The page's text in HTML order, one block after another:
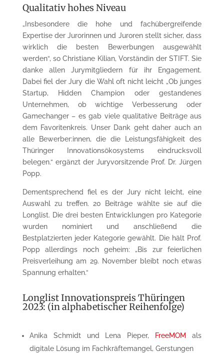
Qualitativ hohes Niveau
„Insbesondere die hohe und fachübergreifende
Expertise der Jurorinnen und Juroren stellt sicher, dass
wirklich die besten Bewerbungen ausgewählt
werden“, so Christiane Kilian, Vorständin der STIFT. Sie
danke allen Jurymitgliedern für ihr Engagement.
Dabei fiel der Jury die Wahl oft nicht leicht „Ob junges
Startup, Hidden Champion oder gestandenes
Unternehmen, ob wichtige Verbesserung oder
Gamechanger – es gab viele qualitative Beiträge aus
dem Favoritenkreis. Unser Dank geht daher auch an
alle Bewerber:innen, die die Leistungsfähigkeit des
Thüringer Innovationsökosystems eindrucksvoll
belegen.“ ergänzt der Juryvorsitzende Prof. Dr. Jürgen
Popp.
Dementsprechend fiel es der Jury nicht leicht, eine
Auswahl zu treffen. 20 Beiträge wählte sie auf die
Longlist. Die drei besten Entwicklungen pro Kategorie
wurden nominiert und anschließend die
Bestplatzierten jeder Kategorie gewählt. Die hält Prof.
Popp allerdings noch geheim: „Bis zur feierlichen
Preisverleihung am 29. November bleibt noch etwas
Spannung erhalten.“
Longlist Innovationspreis Thüringen
2023: (in alphabetischer Reihenfolge)
Anika Schmidt und Lena Pieper, FreeMOM
als
digitale Lösung im Fachkräftemangel, Gerstungen